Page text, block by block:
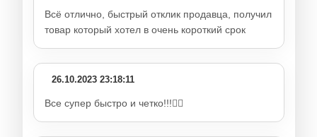
Всё отлично, быстрый отклик продавца, получил
товар который хотел в очень короткий срок
26.10.2023 23:18:11
Все супер быстро и четко!!!👍🏻